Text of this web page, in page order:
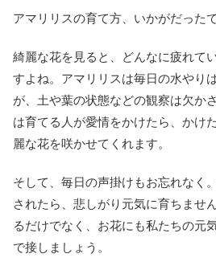
アマリリスの育て方、いかがだった
綺麗な花を見ると、どんなに疲れて
すよね。アマリリスは毎日の水やり
が、土や葉の状態などの観察は欠か
は育てる人が愛情をかけたら、かけ
麗な花を咲かせてくれます。
そして、毎日の声掛けもお忘れなく
されたら、悲しがり元気に育ちませ
るだけでなく、お花にも私たちの元
で接しましょう。